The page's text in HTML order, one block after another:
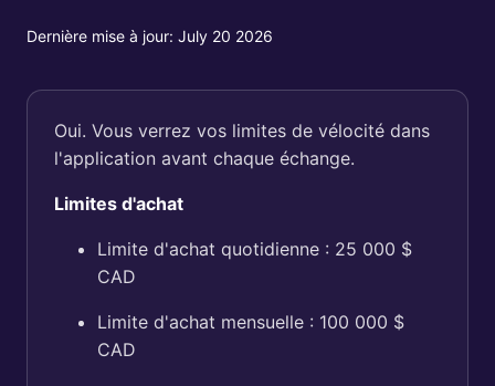
Dernière mise à jour: July 20 2026
Oui. Vous verrez vos limites de vélocité dans
l'application avant chaque échange.
Limites d'achat
Limite d'achat quotidienne : 25 000 $
CAD
Limite d'achat mensuelle : 100 000 $
CAD